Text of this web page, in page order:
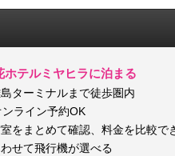
ホテルミヤヒラに泊まる
島ターミナルまで徒歩圏内
ンライン予約OK
室をまとめて確認、料金を比較で
わせて飛行機が選べる